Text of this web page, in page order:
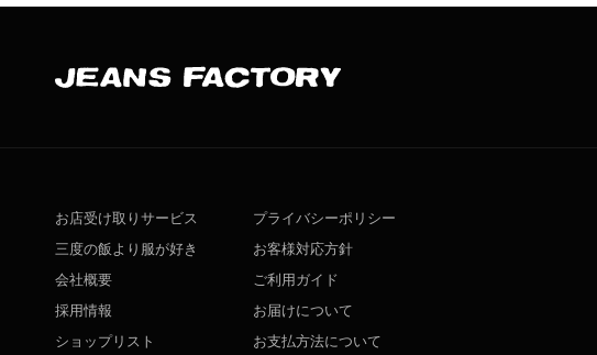
お店受け取りサービス
三度の飯より服が好き
会社概要
採用情報
ショップリスト
プライバシーポリシー
お客様対応方針
ご利用ガイド
お届けについて
お支払方法について